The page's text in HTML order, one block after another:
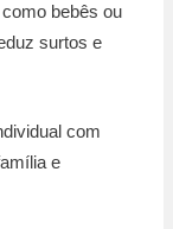
bebês ou
surtos e
com
e